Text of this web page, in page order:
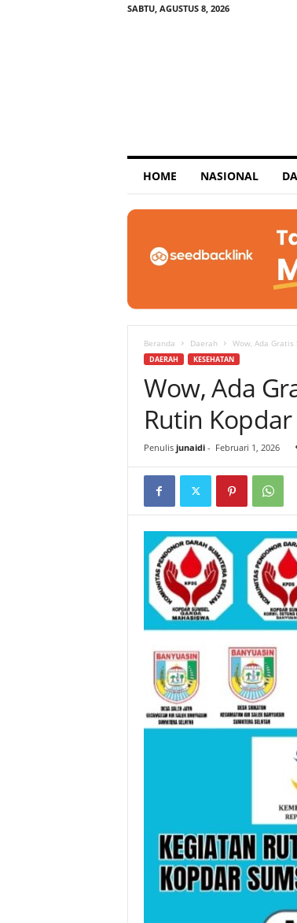
SABTU, AGUSTUS 8, 2026
p
o
HOME NASIONAL
Beranda Daerah Wow, Ada
DAERAH KESEHATAN
Wow, Ada
Rutin
Penulis junaidi- Februari 1, 2026